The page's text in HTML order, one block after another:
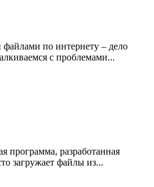
по интернету – дело
с проблемами...
программа, разработанная
загружает файлы из...